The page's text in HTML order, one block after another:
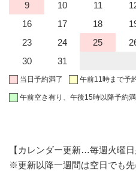
9
10 11
16
17 18
23
24 25
30
31
当日予約満了 午前11時まで予
午前空き有り、午後15時以降予約
【カレンダー更新…毎週火曜日
※更新以降一週間は空日でも